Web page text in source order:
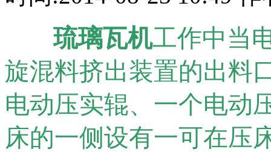
琉璃瓦机工作中当
旋混料挤出装置的出料
电动压实辊、一个电动
床的一侧设有一可在压